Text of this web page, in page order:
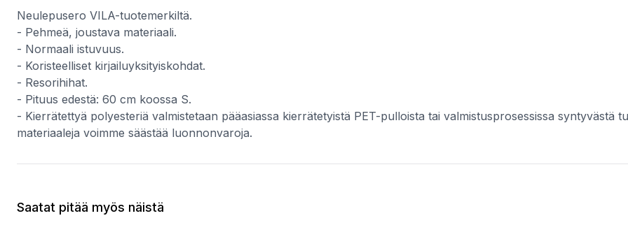
Neulepusero VILA-tuotemerkiltä.
- Pehmeä, joustava materiaali.
- Normaali istuvuus.
- Koristeelliset kirjailuyksityiskohdat.
- Resorihihat.
- Pituus edestä: 60 cm koossa S.
- Kierrätettyä polyesteriä valmistetaan pääasiassa kierrätetyistä PET-pulloista tai valmistusprosessissa syntyvästä
materiaaleja voimme säästää luonnonvaroja.
Saatat pitää myös näistä